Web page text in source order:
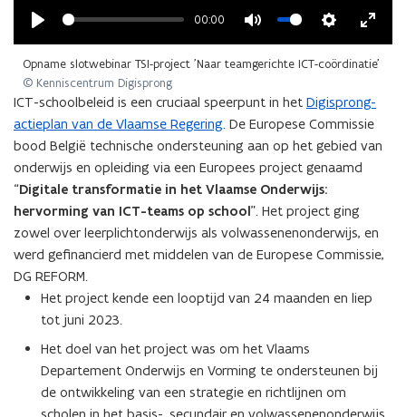
n
o
p
e
n
t
i
n
n
i
e
w
v
e
n
s
t
00:00
Opname slotwebinar TSI-project 'Naar teamgerichte ICT-coördinatie'
© Kenniscentrum Digisprong
ICT-schoolbeleid is een cruciaal speerpunt in het Digisprong-
actieplan van de Vlaamse Regering . De Europese Commissie
bood België technische ondersteuning aan op het gebied van
onderwijs en opleiding via een Europees project genaamd
“Digitale transformatie in het Vlaamse Onderwijs:
hervorming van ICT-teams op school”. Het project ging
zowel over leerplichtonderwijs als volwassenenonderwijs, en
werd gefinancierd met middelen van de Europese Commissie,
DG REFORM.
Het project kende een looptijd van 24 maanden en liep
tot juni 2023.
Het doel van het project was om het Vlaams
Departement Onderwijs en Vorming te ondersteunen bij
de ontwikkeling van een strategie en richtlijnen om
scholen in het basis-, secundair en volwassenenonderwijs